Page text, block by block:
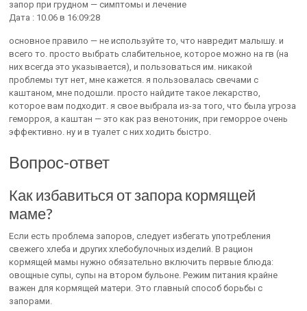
запор при грудном — симптомы и лечение
Дата : 10.06 в 16:09:28
основное правило — не используйте то, что навредит малышу. и
всего то. просто выбрать слабительное, которое можно на гв (на
них всегда это указывается), и пользоваться им. никакой
проблемы тут нет, мне кажется. я пользовалась свечами с
каштаном, мне подошли. просто найдите такое лекарство,
которое вам подходит. я свое выбрала из-за того, что была угроза
геморроя, а каштан — это как раз венотоник, при геморрое очень
эффективно. ну и в туалет с них ходить быстро.
Вопрос-ответ
Как избавиться от запора кормящей
маме?
Если есть проблема запоров, следует избегать употребления
свежего хлеба и других хлебобулочных изделий. В рацион
кормящей мамы нужно обязательно включить первые блюда:
овощные супы, супы на втором бульоне. Режим питания крайне
важен для кормящей матери. Это главный способ борьбы с
запорами.